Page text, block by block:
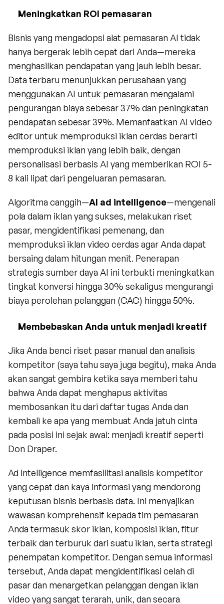
Meningkatkan ROI pemasaran
Bisnis yang mengadopsi alat pemasaran AI tidak
hanya bergerak lebih cepat dari Anda—mereka
menghasilkan pendapatan yang jauh lebih besar.
Data terbaru menunjukkan perusahaan yang
menggunakan AI untuk pemasaran mengalami
pengurangan biaya sebesar 37% dan peningkatan
pendapatan sebesar 39%. Memanfaatkan AI video
editor untuk memproduksi iklan cerdas berarti
memproduksi iklan yang lebih baik, dengan
personalisasi berbasis AI yang memberikan ROI 5-
8 kali lipat dari pengeluaran pemasaran.
Algoritma canggih—AI ad intelligence—mengenali
pola dalam iklan yang sukses, melakukan riset
pasar, mengidentifikasi pemenang, dan
memproduksi iklan video cerdas agar Anda dapat
bersaing dalam hitungan menit. Penerapan
strategis sumber daya AI ini terbukti meningkatkan
tingkat konversi hingga 30% sekaligus mengurangi
biaya perolehan pelanggan (CAC) hingga 50%.
Membebaskan Anda untuk menjadi kreatif
Jika Anda benci riset pasar manual dan analisis
kompetitor (saya tahu saya juga begitu), maka Anda
akan sangat gembira ketika saya memberi tahu
bahwa Anda dapat menghapus aktivitas
membosankan itu dari daftar tugas Anda dan
kembali ke apa yang membuat Anda jatuh cinta
pada posisi ini sejak awal: menjadi kreatif seperti
Don Draper.
Ad intelligence memfasilitasi analisis kompetitor
yang cepat dan kaya informasi yang mendorong
keputusan bisnis berbasis data. Ini menyajikan
wawasan komprehensif kepada tim pemasaran
Anda termasuk skor iklan, komposisi iklan, fitur
terbaik dan terburuk dari suatu iklan, serta strategi
penempatan kompetitor. Dengan semua informasi
tersebut, Anda dapat mengidentifikasi celah di
pasar dan menargetkan pelanggan dengan iklan
video yang sangat terarah, unik, dan secara